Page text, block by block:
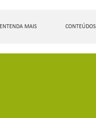
ENTENDA MAIS CONTEÚDOS